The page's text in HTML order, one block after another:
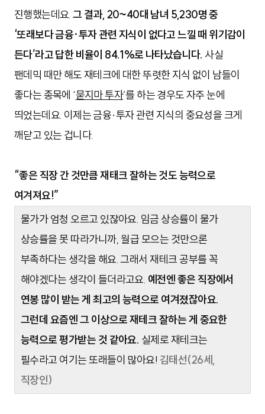
진행했는데요.그 결과, 20~40대 남녀 5,230명 중
‘또래보다 금융·투자 관련 지식이 없다고 느낄 때 위기감이
든다’라고 답한 비율이 84.1%로 나타났습니다. 사실
팬데믹 때만 해도 재테크에 대한 뚜렷한 지식 없이 남들이
좋다는 종목에 ‘묻지마 투자’를 하는 경우도 자주 눈에
띄었는데요. 이제는 금융·투자 관련 지식의 중요성을 크게
깨닫고 있는 겁니다.
“좋은 직장 간 것만큼 재태크 잘하는 것도 능력으로
여겨져요!”
물가가 엄청 오르고 있잖아요. 임금 상승률이 물가
상승률을 못 따라가니까, 월급 모으는 것만으론
부족하다는 생각을 해요. 그래서 재테크 공부를 꼭
해야겠다는 생각이 들더라고요. 예전엔 좋은 직장에서
연봉 많이 받는 게 최고의 능력으로 여겨졌잖아요.
그런데 요즘엔 그 이상으로 재테크 잘하는 게 중요한
능력으로 평가받는 것 같아요. 실제로 재테크는
필수라고 여기는 또래들이 많아요! 김태선(26세,
직장인)